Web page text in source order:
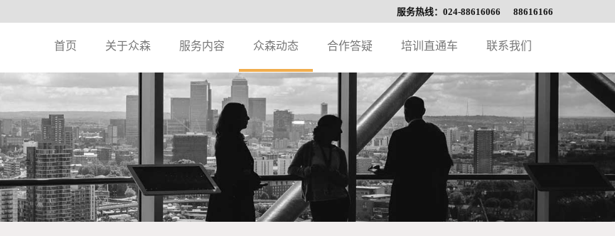
服务热线：024-88616066 88616166
首页 关于众森 服务内容 众森动态 合作答疑 培训直通车 联系我们